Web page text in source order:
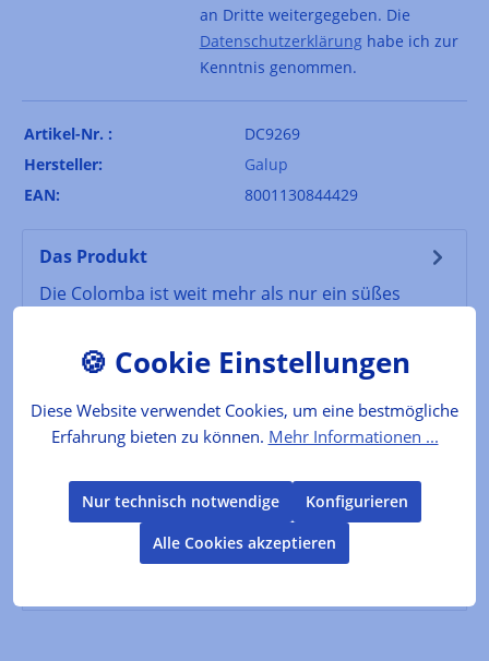
an Dritte weitergegeben. Die
Datenschutzerklärunghabe ich zur
Kenntnis genommen.
Artikel-Nr. :
DC9269
Hersteller:
Galup
EAN:
8001130844429
Das Produkt
Die Colomba ist weit mehr als nur ein süßes
Backkunst und Tradition. Besonder…
Lebensmittelkennzeichnung
Zutaten: WEIZENmehl (GLUTEN), kandierte
Orangenschale 21% (Orangenschale, Glu…Mehr
Diese Website verwendet Cookies, um eine bestmögliche
Erfahrung bieten zu können. Mehr Informationen ...
Nur technisch notwendige
Konfigurieren
Alle Cookies akzeptieren